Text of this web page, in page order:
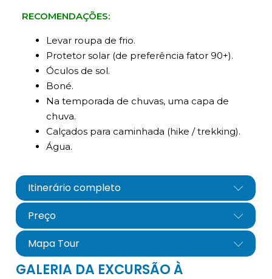
Itinerário completo
Preço
Mapa Tour
RECOMENDAÇÕES:
Levar roupa de frio.
Protetor solar (de preferência fator 90+).
Óculos de sol.
Boné.
Na temporada de chuvas, uma capa de
chuva.
Calçados para caminhada (hike / trekking).
Água.
GALERIA DA EXCURSÃO À